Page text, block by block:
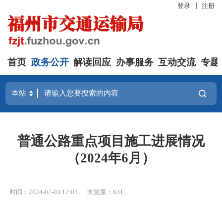
登录 注册
首页 政务公开 解读回应 办事服务 互动交流 专题
普通公路重点项目施工进展情况
（2024年6月）
时间：2024-07-03 17:05 浏览量：631